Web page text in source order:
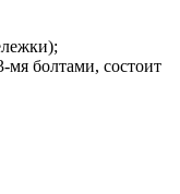
мя болтами, состоит